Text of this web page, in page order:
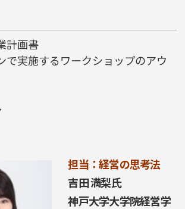
計画書
で実施するワークショップのアウ
担当：経営の思考法
吉田 満梨氏
神戸大学大学院経営学